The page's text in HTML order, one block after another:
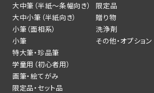
大中筆（半紙～条幅向き）
大中小筆（半紙向き）
小筆（面相系）
小筆
特大筆・珍品筆
学童用（初心者用）
画筆・絵てがみ
限定品・セット品
限定品
贈り物
洗浄剤
その他・オプション